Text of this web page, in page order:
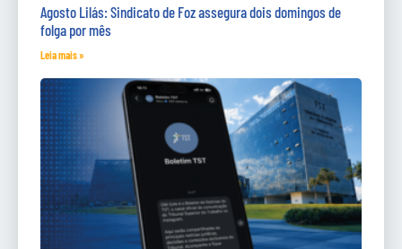
Agosto Lilás: Sindicato de Foz assegura dois domingos de
folga por mês
Leia mais »